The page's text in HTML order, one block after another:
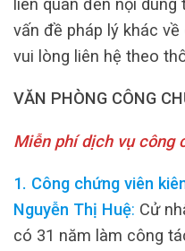
liên quan đến nội
vấn đề pháp lý khác
vui lòng liên hệ theo
VĂN PHÒNG CÔNG
Miễn phí dịch vụ công
1. Công chứng viên
Nguyễn Thị Huệ: Cử
có 31 năm làm công